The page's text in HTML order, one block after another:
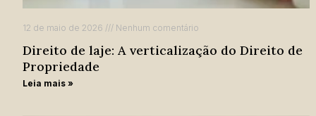
12 de maio de 2026 Nenhum comentário
Direito de laje: A verticalização do Direito de
Propriedade
Leia mais »